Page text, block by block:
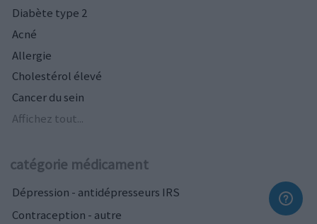
Diabète type 2
Acné
Allergie
Cholestérol élevé
Cancer du sein
Affichez tout...
catégorie médicament
Dépression - antidépresseurs IRS
Contraception - autre